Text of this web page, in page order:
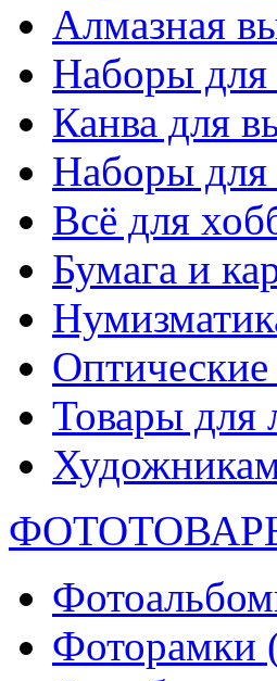
Алмазная
Наборы
Канва для
Наборы для
Всё для
Бумага и
Товары для
Фоторамки